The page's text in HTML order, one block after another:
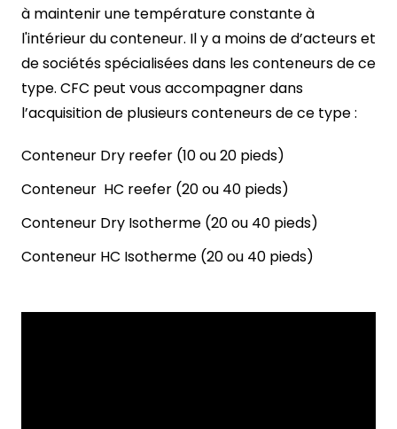
à maintenir une température constante à
l'intérieur du conteneur. Il y a moins de d’acteurs et
de sociétés spécialisées dans les conteneurs de ce
type. CFC peut vous accompagner dans
l’acquisition de plusieurs conteneurs de ce type :
Conteneur Dry reefer (10 ou 20 pieds)
Conteneur HC reefer (20 ou 40 pieds)
Conteneur Dry Isotherme (20 ou 40 pieds)
Conteneur HC Isotherme (20 ou 40 pieds)